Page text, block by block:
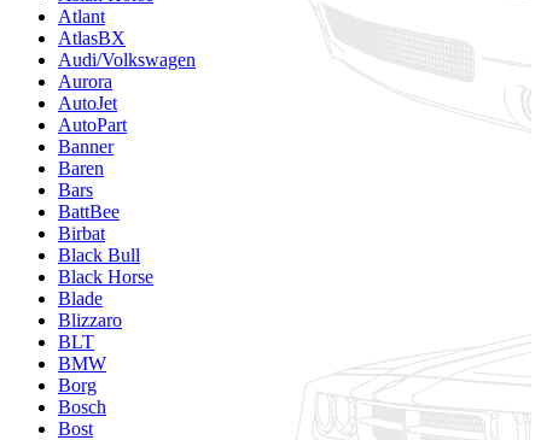
Atlant
AtlasBX
Audi/Volkswagen
Aurora
AutoJet
AutoPart
Banner
Baren
Bars
BattBee
Birbat
Black Bull
Black Horse
Blade
Blizzaro
BLT
BMW
Borg
Bosch
Bost